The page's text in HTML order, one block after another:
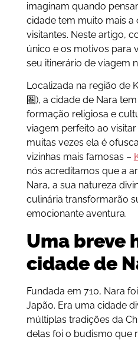
imaginam quando
cidade tem muito mais a
visitantes. Neste artigo,
único e os motivos para
seu itinerário de viagem
Localizada na região de
圏), a cidade de Nara
formação religiosa e
viagem perfeito ao
muitas vezes ela é
vizinhas mais famosas –
nós acreditamos que a
Nara, a sua natureza
culinária transformarão
emocionante aventura.
Uma breve
cidade de
Fundada em 710, Nara
Japão. Era uma cidade
múltiplas tradições da
delas foi o budismo que